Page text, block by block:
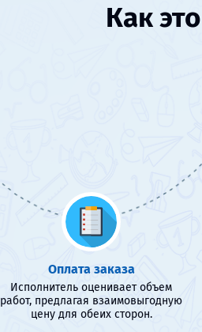
Как
Оплата заказа
Исполнитель оценивает объем
работ, предлагая взаимовыгодную
цену для обеих сторон.